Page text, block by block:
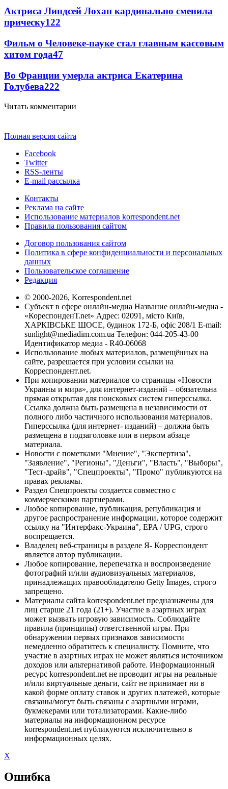
Актриса Линдсей Лохан кардинально сменила
прическу122
Фильм о Человеке-пауке стал главным кассовым
хитом года47
Во Франции умерла актриса Екатерина
Голубева222
Читать комментарии
Полная версия сайта
Facebook
Twitter
RSS-ленты
E-mail рассылка
Контакты
Реклама на сайте
Использование материалов korrespondent.net
Правила пользования сайтом
Договор пользования сайтом
Политика в сфере конфиденциальности и персональных
данных
Пользовательское соглашение
Редакция
© 2000-2026, Korrespondent.net
Субъект в сфере онлайн-медиа Название онлайн-медиа -
«КореспонденТ.net» Адрес: 02091, місто Київ,
ХАРКІВСЬКЕ ШОСЕ, будинок 172-Б, офіс 208/1 E-mail:
sunlight@mediadim.com.ua Телефон: 044-205-43-00
Идентификатор медиа - R40-06068
Использование любых материалов, размещённых на
сайте, разрешается при условии ссылки на
Корреспондент.net.
При копировании материалов со страницы «Новости
Украины и мира», для интернет-изданий – обязательна
прямая открытая для поисковых систем гиперссылка.
Ссылка должна быть размещена в независимости от
полного либо частичного использования материалов.
Гиперссылка (для интернет- изданий) – должна быть
размещена в подзаголовке или в первом абзаце
материала.
Новости с пометками "Мнение", "Экспертиза",
"Заявление", "Регионы", "Деньги", "Власть", "Выборы",
"Тест-драйв", "Спецпроекты", "Промо" публикуются на
правах рекламы.
Раздел Спецпроекты создается совместно с
коммерческими партнерами.
Любое копирование, публикация, републикация и
другое распространение информации, которое содержит
ссылку на "Интерфакс-Украина", EPA / UPG, строго
воспрещается.
Владелец веб-страницы в разделе Я- Корреспондент
является автор публикации.
Любое копирование, перепечатка и воспроизведение
фотографий и/или аудиовизуальных материалов,
принадлежащих правообладателю Getty Images, строго
запрещено.
Материалы сайта korrespondent.net предназначены для
лиц старше 21 года (21+). Участие в азартных играх
может вызвать игровую зависимость. Соблюдайте
правила (принципы) ответственной игры. При
обнаружении первых признаков зависимости
немедленно обратитесь к специалисту. Помните, что
участие в азартных играх не может являться источником
доходов или альтернативой работе. Информационный
ресурс korrespondent.net не проводит игры на реальные
и/или виртуальные деньги, сайт не принимает ни в
какой форме оплату ставок и других платежей, которые
связаны/могут быть связаны с азартными играми,
букмекерами или тотализаторами. Какие-либо
материалы на информационном ресурсе
korrespondent.net публикуются исключительно в
информационных целях.
X
Ошибка